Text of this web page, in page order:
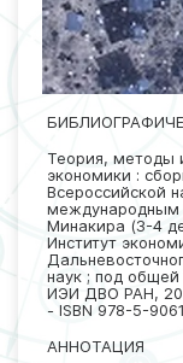
Теория, методы
экономики :
Всероссийской
международным
Минакира (3-4
Институт
наук ; под
ИЭИ ДВО РАН,
- ISBN 978-5-
АННОТАЦИЯ